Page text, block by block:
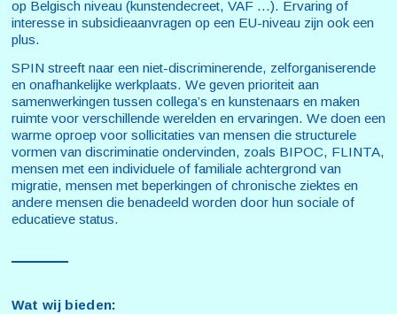
op Belgisch niveau (kunstendecreet, VAF …). Ervaring of
interesse in subsidieaanvragen op een EU-niveau zijn ook een
plus.
SPIN streeft naar een niet-discriminerende, zelforganiserende
en onafhankelijke werkplaats. We geven prioriteit aan
samenwerkingen tussen collega’s en kunstenaars en maken
ruimte voor verschillende werelden en ervaringen. We doen een
warme oproep voor sollicitaties van mensen die structurele
vormen van discriminatie ondervinden, zoals BIPOC, FLINTA,
mensen met een individuele of familiale achtergrond van
migratie, mensen met beperkingen of chronische ziektes en
andere mensen die benadeeld worden door hun sociale of
educatieve status.
Wat wij bieden: